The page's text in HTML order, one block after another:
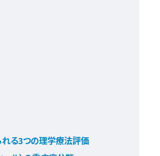
れる3つの理学療法評価